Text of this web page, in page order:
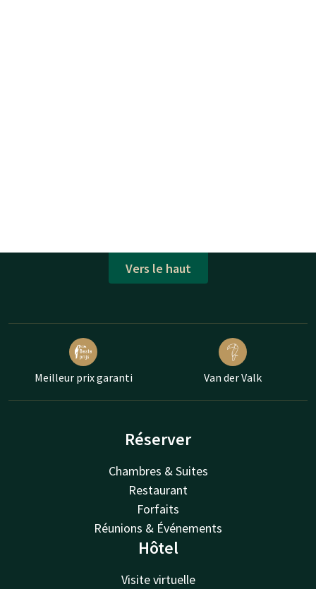
Vers le haut
Meilleur prix garanti Van der Valk
Réserver
Chambres & Suites
Restaurant
Forfaits
Réunions & Événements
Hôtel
Visite virtuelle